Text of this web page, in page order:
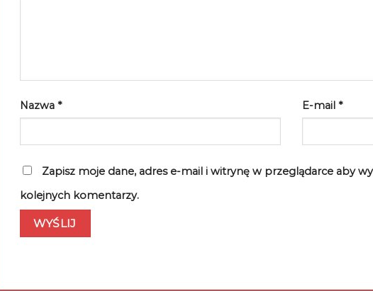
Nazwa * E-mail*
Zapisz moje dane, adres e-mail i witrynę w przeglądarce aby
kolejnych komentarzy.